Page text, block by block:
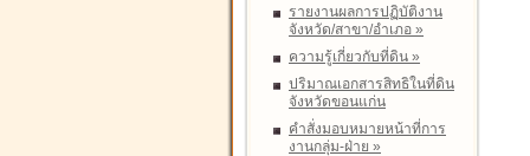
รายงานผลการปฏิบัติงาน
จังหวัด/สาขา/อำเภอ »
ความรู้เกี่ยวกับที่ดิน »
ปริมาณเอกสารสิทธิในที่ดิน
จังหวัดขอนแก่น
คำสั่งมอบหมายหน้าที่การ
งานกลุ่ม-ฝ่าย »